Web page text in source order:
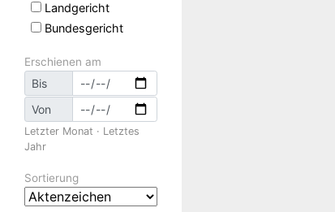
Landgericht
Bundesgericht
Erschienen am
Bis
Von
Letzter Monat · Letztes
Jahr
Sortierung